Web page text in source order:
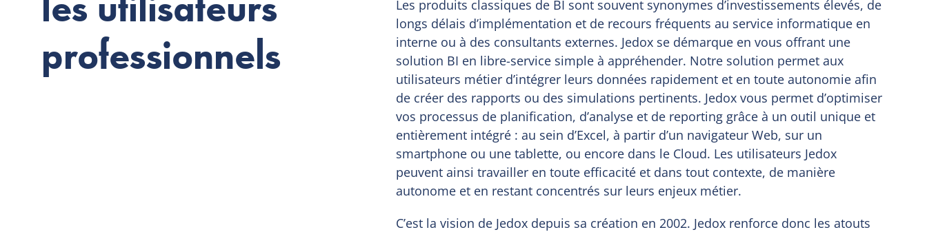
professionnels
Les produits classiques de BI sont souvent synonymes d’investissements élevés, de
longs délais d’implémentation et de recours fréquents au service informatique en
interne ou à des consultants externes. Jedox se démarque en vous offrant une
solution BI en libre-service simple à appréhender. Notre solution permet aux
utilisateurs métier d’intégrer leurs données rapidement et en toute autonomie afin
de créer des rapports ou des simulations pertinents. Jedox vous permet d’optimiser
vos processus de planification, d’analyse et de reporting grâce à un outil unique et
entièrement intégré : au sein d’Excel, à partir d’un navigateur Web, sur un
smartphone ou une tablette, ou encore dans le Cloud. Les utilisateurs Jedox
peuvent ainsi travailler en toute efficacité et dans tout contexte, de manière
autonome et en restant concentrés sur leurs enjeux métier.
C’est la vision de Jedox depuis sa création en 2002. Jedox renforce donc les atouts